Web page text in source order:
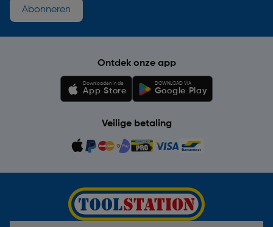
Abonneren
Ontdek onze app
Downloaden in de
App Store
DOWNLOAD VIA
Google Play
Veilige betaling